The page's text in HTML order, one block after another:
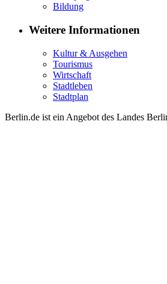
Bildung
Weitere Informationen
Kultur & Ausgehen
Tourismus
Wirtschaft
Stadtleben
Stadtplan
Berlin.de ist ein Angebot des Landes